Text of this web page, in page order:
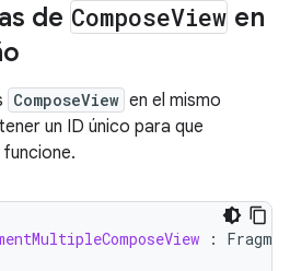
de ComposeView en
ComposeView en el mismo
un ID único para que
funcione.
: